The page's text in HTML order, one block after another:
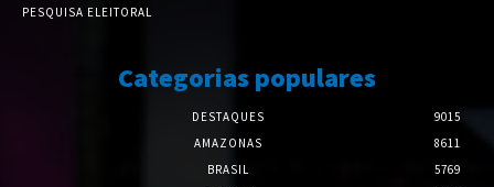
PESQUISA ELEITORAL
Categorias populares
DESTAQUES
9015
AMAZONAS
8611
BRASIL
5769